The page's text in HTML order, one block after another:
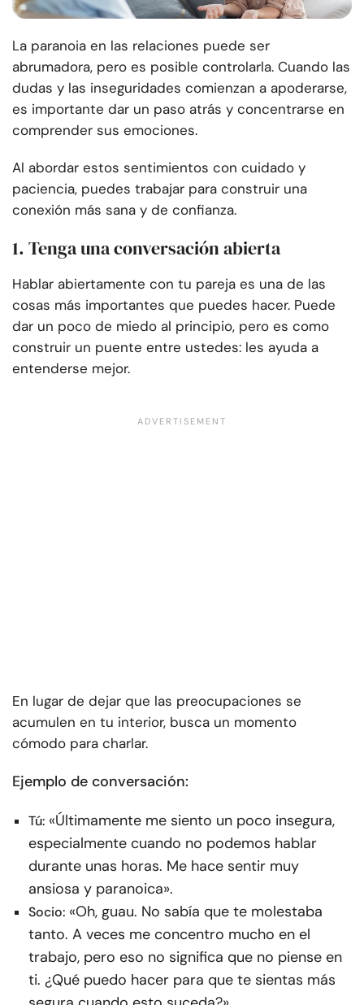
La paranoia en las relaciones puede ser
abrumadora, pero es posible controlarla. Cuando las
dudas y las inseguridades comienzan a apoderarse,
es importante dar un paso atrás y concentrarse en
comprender sus emociones.
Al abordar estos sentimientos con cuidado y
paciencia, puedes trabajar para construir una
conexión más sana y de confianza.
1. Tenga una conversación abierta
Hablar abiertamente con tu pareja es una de las
cosas más importantes que puedes hacer. Puede
dar un poco de miedo al principio, pero es como
construir un puente entre ustedes: les ayuda a
entenderse mejor.
En lugar de dejar que las preocupaciones se
acumulen en tu interior, busca un momento
cómodo para charlar.
Ejemplo de conversación:
Tú: «Últimamente me siento un poco insegura,
especialmente cuando no podemos hablar
durante unas horas. Me hace sentir muy
ansiosa y paranoica».
Socio: «Oh, guau. No sabía que te molestaba
tanto. A veces me concentro mucho en el
trabajo, pero eso no significa que no piense en
ti. ¿Qué puedo hacer para que te sientas más